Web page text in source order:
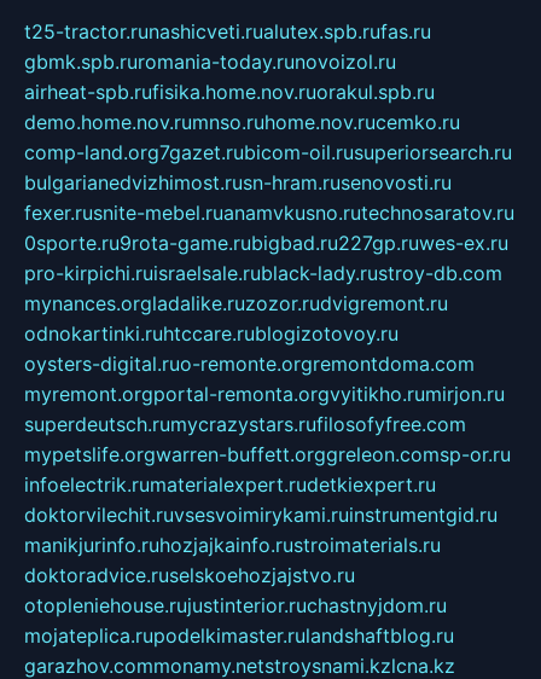
t25-tractor.runashicveti.rualutex.spb.rufas.ru
gbmk.spb.ruromania-today.runovoizol.ru
airheat-spb.rufisika.home.nov.ruorakul.spb.ru
demo.home.nov.rumnso.ruhome.nov.rucemko.ru
comp-land.org7gazet.rubicom-oil.rusuperiorsearch.ru
bulgarianedvizhimost.rusn-hram.rusenovosti.ru
fexer.rusnite-mebel.ruanamvkusno.rutechnosaratov.ru
0sporte.ru9rota-game.rubigbad.ru227gp.ruwes-ex.ru
pro-kirpichi.ruisraelsale.rublack-lady.rustroy-db.com
mynances.orgladalike.ruzozor.rudvigremont.ru
odnokartinki.ruhtccare.rublogizotovoy.ru
oysters-digital.ruo-remonte.orgremontdoma.com
myremont.orgportal-remonta.orgvyitikho.rumirjon.ru
superdeutsch.rumycrazystars.rufilosofyfree.com
mypetslife.orgwarren-buffett.orggreleon.comsp-or.ru
infoelectrik.rumaterialexpert.rudetkiexpert.ru
doktorvilechit.ruvsesvoimirykami.ruinstrumentgid.ru
manikjurinfo.ruhozjajkainfo.rustroimaterials.ru
doktoradvice.ruselskoehozjajstvo.ru
otopleniehouse.rujustinterior.ruchastnyjdom.ru
mojateplica.rupodelkimaster.rulandshaftblog.ru
garazhov.commonamy.netstroysnami.kzlcna.kz